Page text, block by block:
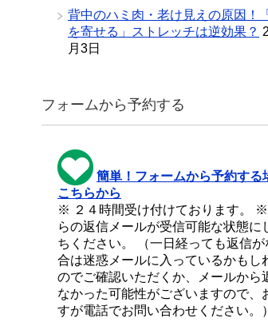
背中のハミ肉・老け見えの原因！
を寄せる」ストレッチは逆効果？
月3日
フォームから予約する
簡単！フォームから予約する
こちらから
※ ２４時間受け付けております。
らの返信メールが受信可能な状態に
ちください。 （一日経っても返信が
合は迷惑メールに入っているかもし
のでご確認いただくか、メールから
なかった可能性がございますので、
すが電話でお問い合わせください。）